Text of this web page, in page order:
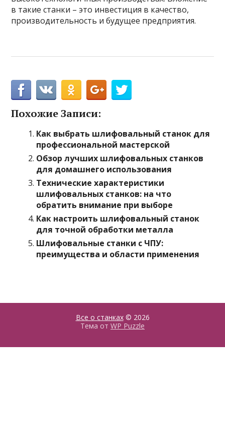
в такие станки – это инвестиция в качество,
производительность и будущее предприятия.
Похожие Записи:
Как выбрать шлифовальный станок для
профессиональной мастерской
Обзор лучших шлифовальных станков
для домашнего использования
Технические характеристики
шлифовальных станков: на что
обратить внимание при выборе
Как настроить шлифовальный станок
для точной обработки металла
Шлифовальные станки с ЧПУ:
преимущества и области применения
Все о станках© 2026
Тема от WP Puzzle